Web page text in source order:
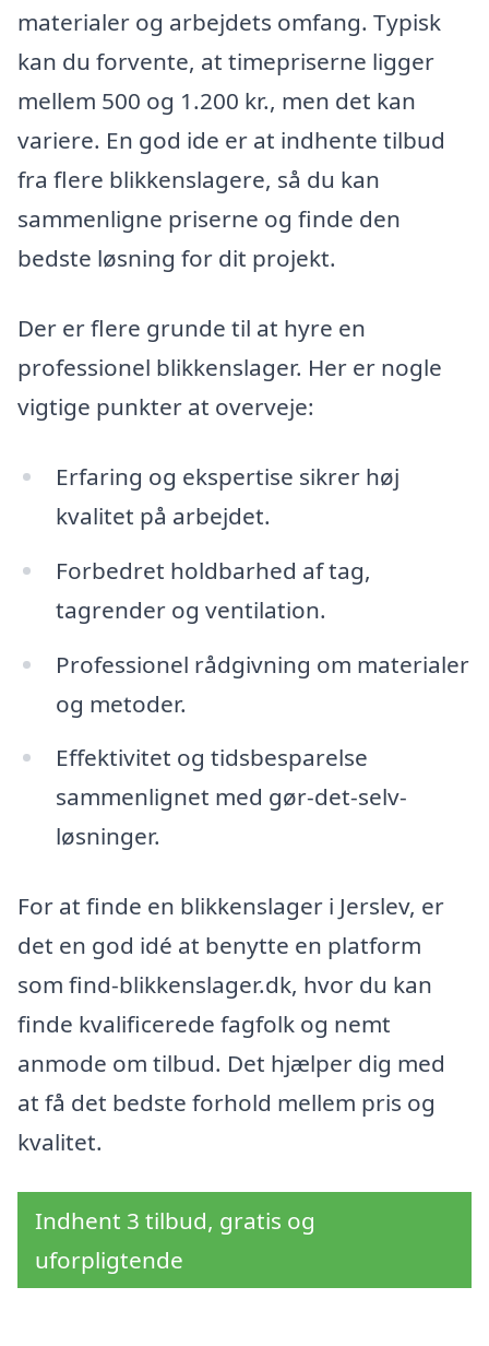
materialer og arbejdets omfang. Typisk
kan du forvente, at timepriserne ligger
mellem 500 og 1.200 kr., men det kan
variere. En god ide er at indhente tilbud
fra flere blikkenslagere, så du kan
sammenligne priserne og finde den
bedste løsning for dit projekt.
Der er flere grunde til at hyre en
professionel blikkenslager. Her er nogle
vigtige punkter at overveje:
Erfaring og ekspertise sikrer høj
kvalitet på arbejdet.
Forbedret holdbarhed af tag,
tagrender og ventilation.
Professionel rådgivning om materialer
og metoder.
Effektivitet og tidsbesparelse
sammenlignet med gør-det-selv-
løsninger.
For at finde en blikkenslager i Jerslev, er
det en god idé at benytte en platform
som find-blikkenslager.dk, hvor du kan
finde kvalificerede fagfolk og nemt
anmode om tilbud. Det hjælper dig med
at få det bedste forhold mellem pris og
kvalitet.
Indhent 3 tilbud, gratis og
uforpligtende